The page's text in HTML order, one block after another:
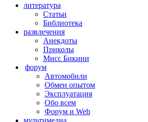
литература
Статьи
Библиотека
развлечения
Анекдоты
Приколы
Мисс Бикини
форум
Автомобили
Обмен опытом
Эксплуатация
Обо всем
Форум и Web
мультимедиа